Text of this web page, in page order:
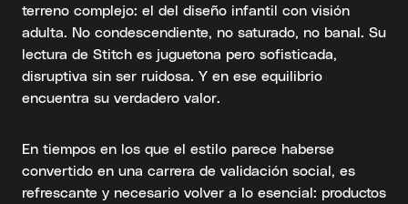
terreno complejo: el del diseño infantil con visión
adulta. No condescendiente, no saturado, no banal. Su
lectura de Stitch es juguetona pero sofisticada,
disruptiva sin ser ruidosa. Y en ese equilibrio
encuentra su verdadero valor.
En tiempos en los que el estilo parece haberse
convertido en una carrera de validación social, es
refrescante y necesario volver a lo esencial: productos